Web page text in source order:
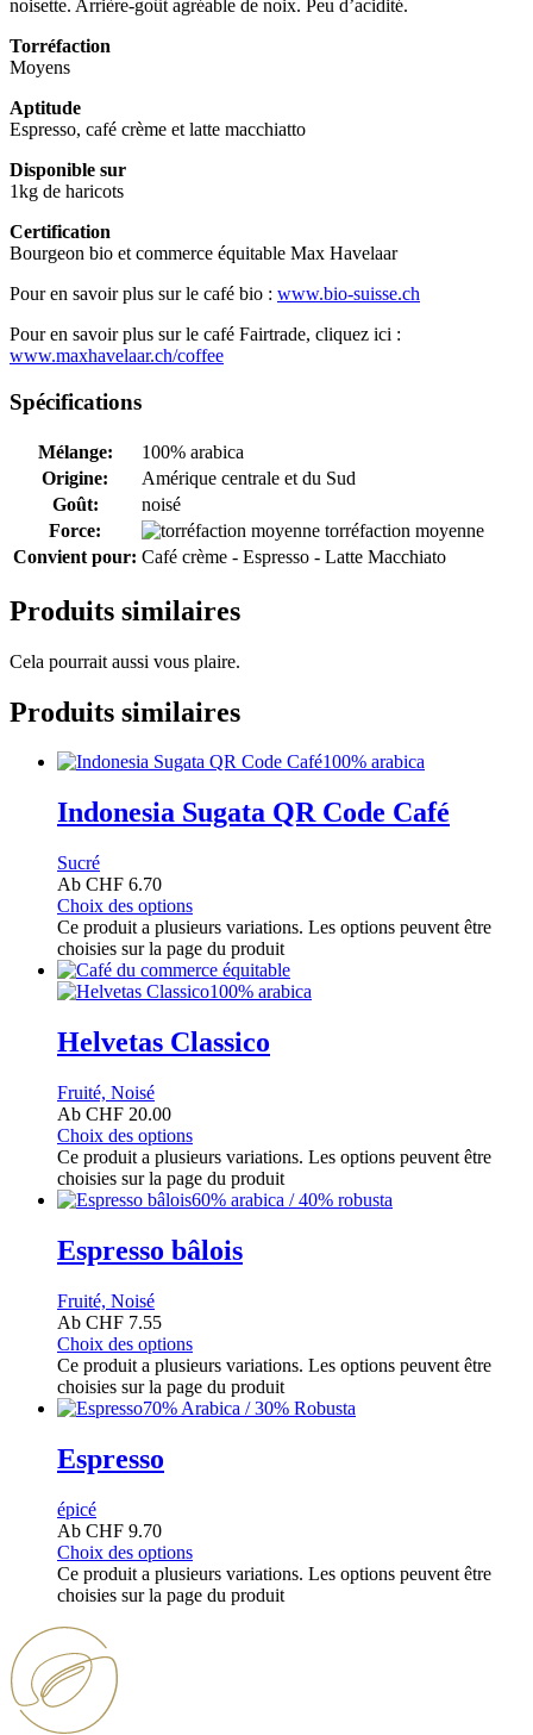
noisette. Arrière-goût agréable de noix. Peu d’acidité.
Torréfaction
Moyens
Aptitude
Espresso, café crème et latte macchiatto
Disponible sur
1kg de haricots
Certification
Bourgeon bio et commerce équitable Max Havelaar
Pour en savoir plus sur le café bio : www.bio-suisse.ch
Pour en savoir plus sur le café Fairtrade, cliquez ici :
www.maxhavelaar.ch/coffee
Spécifications
Mélange:
100% arabica
Origine:
Amérique centrale et du Sud
Goût:
noisé
Force:
torréfaction moyenne
Convient pour: Café crème - Espresso - Latte Macchiato
Produits similaires
Cela pourrait aussi vous plaire.
Produits similaires
100% arabica
Indonesia Sugata QR Code Café
Sucré
Ab CHF 6.70
Choix des options
Ce produit a plusieurs variations. Les options peuvent être
choisies sur la page du produit
100% arabica
Helvetas Classico
Fruité, Noisé
Ab CHF 20.00
Choix des options
Ce produit a plusieurs variations. Les options peuvent être
choisies sur la page du produit
60% arabica / 40% robusta
Espresso bâlois
Fruité, Noisé
Ab CHF 7.55
Choix des options
Ce produit a plusieurs variations. Les options peuvent être
choisies sur la page du produit
70% Arabica / 30% Robusta
Espresso
épicé
Ab CHF 9.70
Choix des options
Ce produit a plusieurs variations. Les options peuvent être
choisies sur la page du produit